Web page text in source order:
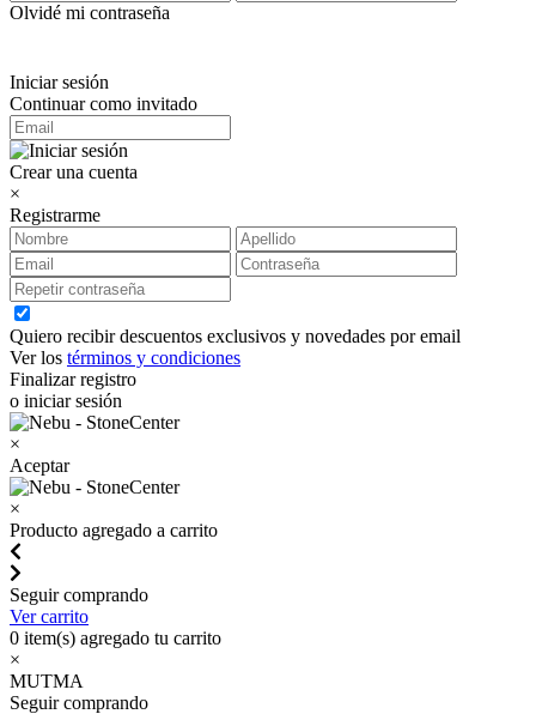
Olvidé mi contraseña
Iniciar sesión
Continuar como invitado
Crear una cuenta
×
Registrarme
Quiero recibir descuentos exclusivos y novedades por email
Ver los términos y condiciones
Finalizar registro
o iniciar sesión
×
Aceptar
×
Producto agregado a carrito
Seguir comprando
Ver carrito
0 item(s) agregado tu carrito
×
MUTMA
Seguir comprando